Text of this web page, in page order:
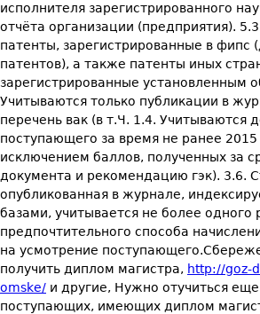
исполнителя зарегистрированного
отчёта организации (предприятия).
патенты, зарегистрированные в фипс
патентов), а также патенты иных
зарегистрированные установленным
Учитываются только публикации в
перечень вак (в т.Ч. 1.4. Учитываются
поступающего за время не ранее 2015
исключением баллов, полученных за
документа и рекомендацию гэк). 3.6.
опубликованная в журнале,
базами, учитывается не более одного
предпочтительного способа
на усмотрение
получить диплом магистра, http://goz-
omske/ и другие, Нужно отучиться
поступающих, имеющих диплом